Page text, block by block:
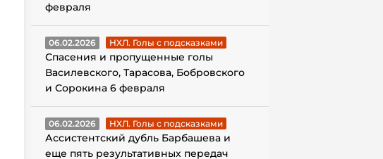
февраля
06.02.2026 НХЛ. Голы с подсказками
Спасения и пропущенные голы
Василевского, Тарасова, Бобровского
и Сорокина 6 февраля
06.02.2026 НХЛ. Голы с подсказками
Ассистентский дубль Барбашева и
еще пять результативных передач